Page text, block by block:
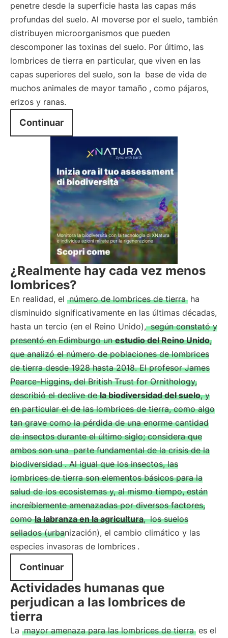
penetre desde la superficie hasta las capas más
profundas del suelo. Al moverse por el suelo, también
distribuyen microorganismos que pueden
descomponer las toxinas del suelo. Por último, las
lombrices de tierra en particular, que viven en las
capas superiores del suelo, son la base de vida de
muchos animales de mayor tamaño , como pájaros,
erizos y ranas.
Continuar
¿Realmente hay cada vez menos
lombrices?
En realidad, el número de lombrices de tierra ha
disminuido significativamente en las últimas décadas,
hasta un tercio (en el Reino Unido), según constató y
presentó en Edimburgo unestudio del Reino Unido,
que analizó el número de poblaciones de lombrices
de tierra desde 1928 hasta 2018. El profesor James
Pearce-Higgins, del British Trust for Ornithology,
describió el declive dela biodiversidad del suelo, y
en particular el de las lombrices de tierra, como algo
tan grave como la pérdida de una enorme cantidad
de insectos durante el último siglo; considera que
ambos son una parte fundamental de la crisis de la
biodiversidad . Al igual que los insectos, las
lombrices de tierra son elementos básicos para la
salud de los ecosistemas y, al mismo tiempo, están
increíblemente amenazadas por diversos factores,
comola labranza en la agricultura, los suelos
sellados (urbanización), el cambio climático y las
especies invasoras de lombrices .
Continuar
Actividades humanas que
perjudican a las lombrices de
tierra
La mayor amenaza para las lombrices de tierra es el